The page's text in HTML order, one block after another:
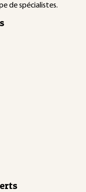
de spécialistes.